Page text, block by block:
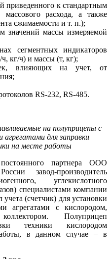
приведенного к стандартным
массового расхода, а также
сжимаемости и т. п.);
значений массы измеряемой
сегментных индикаторов
кг/ч) и массы (т, кг);
влияющих на учет, от
RS‐232, RS‐485.
на полуприцепы с
для заправки
на месте работы
партнера ООО
завод‐производитель
углекислотного
специалистами компании
(счетчик) для установки
агрегатами с кислородом,
Полуприцеп
техники кислородом
в данном случае – в